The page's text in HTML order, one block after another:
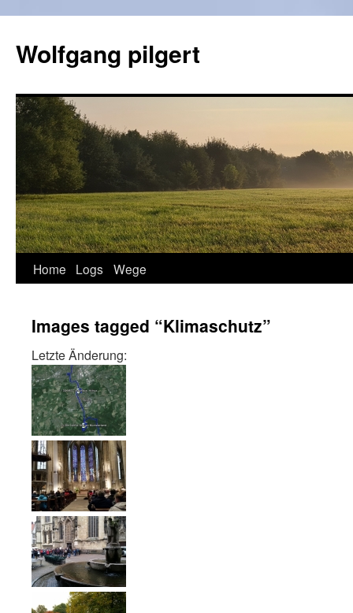
springen
Wolfgang pilgert
Home Logs Wege
Images tagged “Klimaschutz”
Let­zte Änderung: